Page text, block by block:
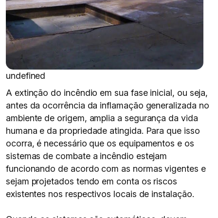
undefined
A extinção do incêndio em sua fase inicial, ou seja,
antes da ocorrência da inflamação generalizada no
ambiente de origem, amplia a segurança da vida
humana e da propriedade atingida. Para que isso
ocorra, é necessário que os equipamentos e os
sistemas de combate a incêndio estejam
funcionando de acordo com as normas vigentes e
sejam projetados tendo em conta os riscos
existentes nos respectivos locais de instalação.